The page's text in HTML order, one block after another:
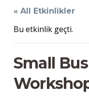
« All Etkinlikler
Bu etkinlik geçti.
Small